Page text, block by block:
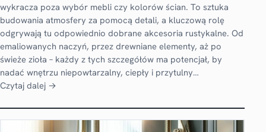
wykracza poza wybór mebli czy kolorów ścian. To sztuka
budowania atmosfery za pomocą detali, a kluczową rolę
odgrywają tu odpowiednio dobrane akcesoria rustykalne. Od
emaliowanych naczyń, przez drewniane elementy, aż po
świeże zioła – każdy z tych szczegółów ma potencjał, by
nadać wnętrzu niepowtarzalny, ciepły i przytulny…
Czytaj dalej →